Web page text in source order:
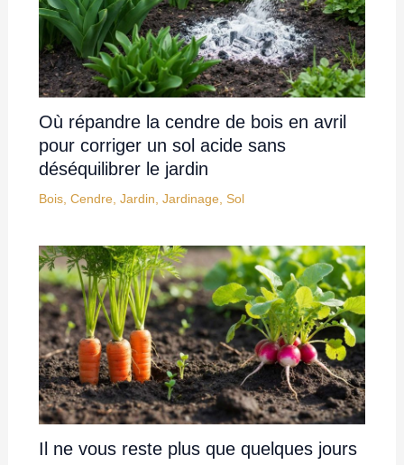
Où répandre la cendre de bois en avril
pour corriger un sol acide sans
déséquilibrer le jardin
Bois, Cendre Jardin Jardinage Sol
Il ne vous reste plus que quelques jours